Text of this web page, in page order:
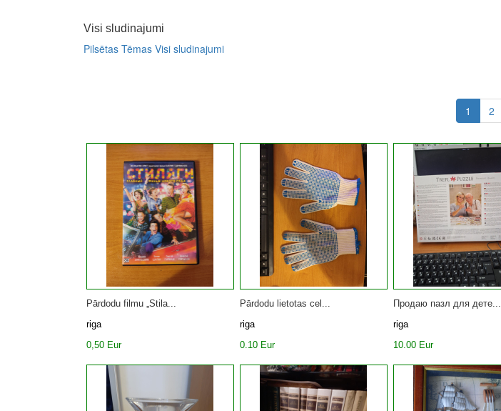
Visi sludinajumi
Pilsētas Tēmas Visi sludinajumi
1 2
Pārdodu filmu „Stila...
riga
0,50 Eur
Pārdodu lietotas cel...
riga
0.10 Eur
Продаю пазл для дете...
riga
10.00 Eur